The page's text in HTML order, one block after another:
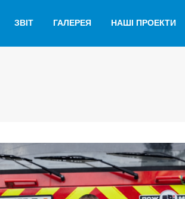
ЗВІТ ГАЛЕРЕЯ НАШІ ПРОЕКТИ